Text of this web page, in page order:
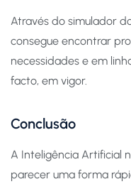
Através do simulador
consegue encontrar
necessidades e em
facto, em vigor.
Conclusão
A Inteligência Artificial
parecer uma forma